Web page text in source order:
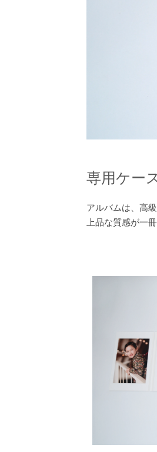
専用ケー
アルバムは、高
上品な質感が一